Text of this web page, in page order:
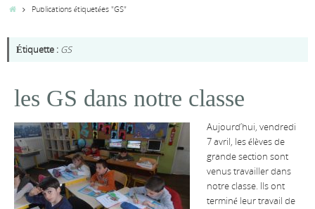
AccueilPublications étiquetées "GS"
Étiquette : GS
les GS dans notre classe
Aujourd’hui, vendredi
7 avril, les élèves de
grande section sont
venus travailler dans
notre classe. Ils ont
terminé leur travail de